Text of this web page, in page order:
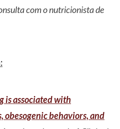
com o nutricionista de
is associated with
behaviors, and